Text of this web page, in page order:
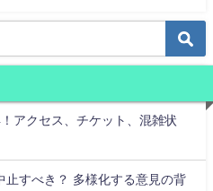
アクセス、チケット、混雑状
止すべき？ 多様化する意見の背